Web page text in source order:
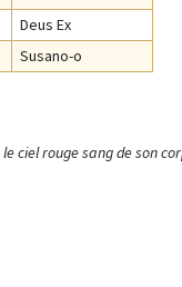
Deus Ex
Susano-o
le ciel rouge sang de son